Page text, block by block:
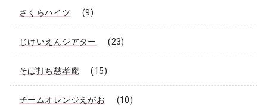
さくらハイツ (9)
じけいえんシアター (23)
そば打ち慈孝庵 (15)
チームオレンジえがお (10)